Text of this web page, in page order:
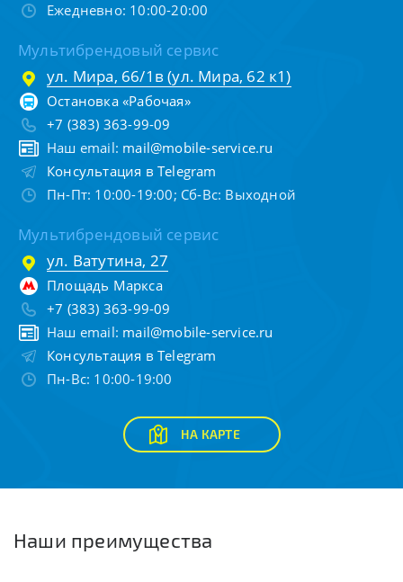
Ежедневно: 10:00-20:00
Мультибрендовый сервис
ул. Мира, 66/1в (ул. Мира, 62 к1)
Остановка «Рабочая»
+7 (383) 363-99-09
Наш email: mail@mobile-service.ru
Консультация в Telegram
Пн-Пт: 10:00-19:00; Сб-Вс: Выходной
Мультибрендовый сервис
ул. Ватутина, 27
Площадь Маркса
+7 (383) 363-99-09
Наш email: mail@mobile-service.ru
Консультация в Telegram
Пн-Вс: 10:00-19:00
НА КАРТЕ
Наши преимущества